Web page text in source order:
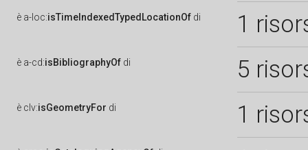
è a-loc:isTimeIndexedTypedLocationOf di 1
è a-cd:isBibliographyOf di 5
è clv:isGeometryFor di 1